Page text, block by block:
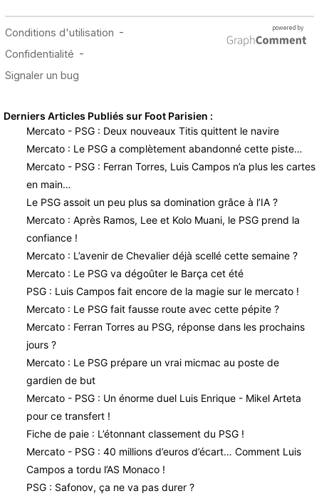
Derniers Articles Publiés sur Foot Parisien :
Mercato - PSG : Deux nouveaux Titis quittent le navire
Mercato : Le PSG a complètement abandonné cette piste…
Mercato - PSG : Ferran Torres, Luis Campos n’a plus les cartes
en main…
Le PSG assoit un peu plus sa domination grâce à l’IA ?
Mercato : Après Ramos, Lee et Kolo Muani, le PSG prend la
confiance !
Mercato : L’avenir de Chevalier déjà scellé cette semaine ?
Mercato : Le PSG va dégoûter le Barça cet été
PSG : Luis Campos fait encore de la magie sur le mercato !
Mercato : Le PSG fait fausse route avec cette pépite ?
Mercato : Ferran Torres au PSG, réponse dans les prochains
jours ?
Mercato : Le PSG prépare un vrai micmac au poste de
gardien de but
Mercato - PSG : Un énorme duel Luis Enrique - Mikel Arteta
pour ce transfert !
Fiche de paie : L’étonnant classement du PSG !
Mercato - PSG : 40 millions d’euros d’écart… Comment Luis
Campos a tordu l’AS Monaco !
PSG : Safonov, ça ne va pas durer ?